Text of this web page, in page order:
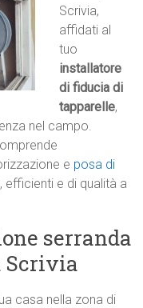
Scrivia,
affidati al
tuo
installatore
di fiducia di
tapparelle,
nel campo.
e posa di
efficienti e di qualità a
serranda
Scrivia
casa nella zona di